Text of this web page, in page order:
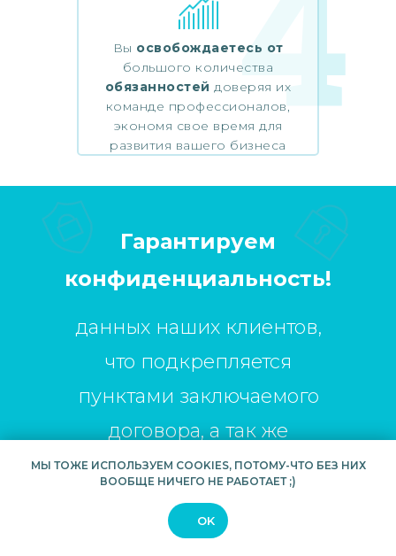
МЫ ТОЖЕ ИСПОЛЬЗУЕМ COOKIES, ПОТОМУ-ЧТО БЕЗ НИХ
ВООБЩЕ НИЧЕГО НЕ РАБОТАЕТ ;)
OK
Вы освобождаетесь от
большого количества
обязанностей доверяя их
команде профессионалов,
экономя свое время для
развития вашего бизнеса
Гарантируем
конфиденциальность!
данных наших клиентов,
что подкрепляется
пунктами заключаемого
договора, а так же
подписанием
соглашение
о неразглашении